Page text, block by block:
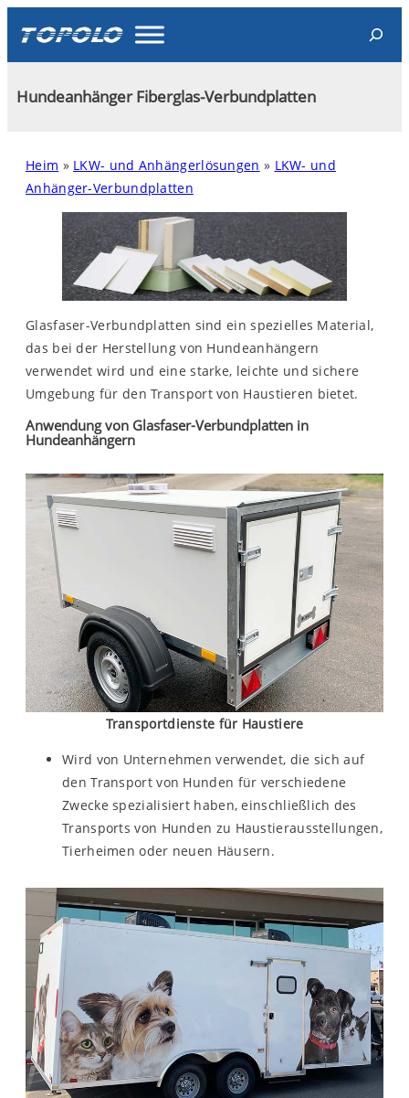
content
Search
Hundeanhänger Fiberglas-Verbundplatten
Heim » LKW- und Anhängerlösungen » LKW- und
Anhänger-Verbundplatten
Glasfaser-Verbundplatten sind ein spezielles Material,
das bei der Herstellung von Hundeanhängern
verwendet wird und eine starke, leichte und sichere
Umgebung für den Transport von Haustieren bietet.
Anwendung von Glasfaser-Verbundplatten in
Hundeanhängern
Transportdienste für Haustiere
Wird von Unternehmen verwendet, die sich auf
den Transport von Hunden für verschiedene
Zwecke spezialisiert haben, einschließlich des
Transports von Hunden zu Haustierausstellungen,
Tierheimen oder neuen Häusern.